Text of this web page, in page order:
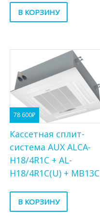
В КОРЗИНУ
78 600₽
Кассетная сплит-
система AUX ALCA-
H18/4R1C + AL-
H18/4R1C(U) + MB13C
В КОРЗИНУ